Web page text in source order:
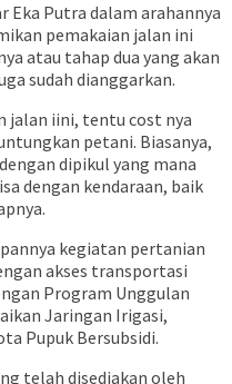
Eka Putra dalam arahannya
pemakaian jalan ini
atau tahap dua yang akan
sudah dianggarkan.
jalan iini, tentu cost nya
petani. Biasanya,
dipikul yang mana
dengan kendaraan, baik
kegiatan pertanian
akses transportasi
Program Unggulan
Jaringan Irigasi,
Pupuk Bersubsidi.
telah disediakan oleh